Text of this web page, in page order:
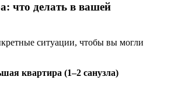
что делать в вашей
ситуации, чтобы вы могли
квартира (1–2 санузла)